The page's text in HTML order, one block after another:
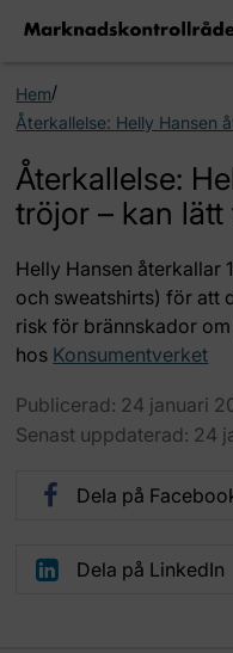
Hem/
Återkallelse: Helly Hansen
Återkallelse:
tröjor – kan lätt
Helly Hansen återkallar
och sweatshirts) för att
risk för brännskador
hos Konsumentverket
Publicerad: 24 januari
Senast uppdaterad: 24
Dela på
Dela på LinkedIn